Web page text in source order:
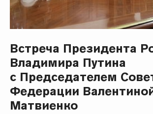
Встреча Президента
Владимира Путина
с Председателем
Федерации
Матвиенко